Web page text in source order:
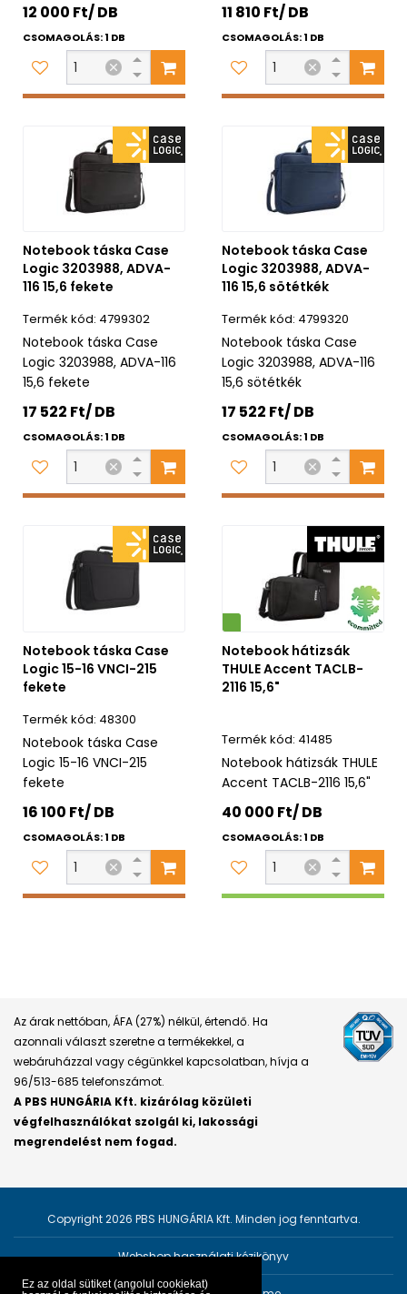
Ez az oldal sütiket (angolul cookiekat)
12 000 Ft/ DB
CSOMAGOLÁS: 1 DB
11 810 Ft/ DB
CSOMAGOLÁS: 1 DB
Notebook táska Case
Logic 3203988, ADVA-
116 15,6 fekete
4799302
Notebook táska Case
Logic 3203988, ADVA-116
15,6 fekete
17 522 Ft/ DB
CSOMAGOLÁS: 1 DB
Notebook táska Case
Logic 3203988, ADVA-
116 15,6 sötétkék
4799320
Notebook táska Case
Logic 3203988, ADVA-116
15,6 sötétkék
17 522 Ft/ DB
CSOMAGOLÁS: 1 DB
Notebook táska Case
Logic 15-16 VNCI-215
fekete
48300
Notebook táska Case
Logic 15-16 VNCI-215
fekete
16 100 Ft/ DB
CSOMAGOLÁS: 1 DB
Notebook hátizsák
THULE Accent TACLB-
2116 15,6"
41485
Notebook hátizsák THULE
Accent TACLB-2116 15,6"
40 000 Ft/ DB
CSOMAGOLÁS: 1 DB
Az árak nettóban, ÁFA (27%) nélkül, értendő. Ha
azonnali választ szeretne a termékekkel, a
webáruházzal vagy cégünkkel kapcsolatban, hívja a
96/513-685 telefonszámot.
A PBS HUNGÁRIA Kft. kizárólag közületi
végfelhasználókat szolgál ki, lakossági
megrendelést nem fogad.
Copyright 2026 PBS HUNGÁRIA Kft. Minden jog fenntartva.
Webshop használati kézikönyv